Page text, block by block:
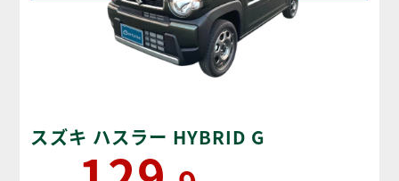
スズキ ハスラー HYBRID G